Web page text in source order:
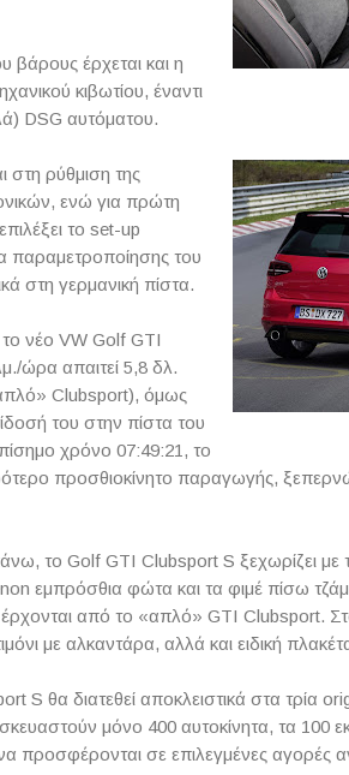
βάρους έρχεται και η
κιβωτίου, έναντι
DSG αυτόματου.
στη ρύθμιση της
ενώ για πρώτη
το set-up
παραμετροποίησης του
στη γερμανική πίστα.
νέο VW Golf GTI
ώρα απαιτεί 5,8 δλ.
Clubsport), όμως
του στην πίστα του
χρόνο 07:49:21, το
προσθιοκίνητο παραγωγής,
το Golf GTI Clubsport S ξεχωρίζει με
εμπρόσθια φώτα και τα φιμέ πίσω
από το «απλό» GTI Clubsport.
με αλκαντάρα, αλλά και ειδική
S θα διατεθεί αποκλειστικά στα τρία
μόνο 400 αυτοκίνητα, τα 100
προσφέρονται σε επιλεγμένες αγορές